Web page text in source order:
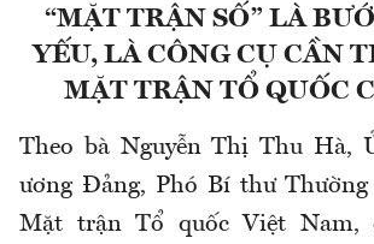
“MẶT TRẬN SỐ” LÀ
YẾU, LÀ CÔNG CỤ CẦN
MẶT TRẬN TỔ QUỐC
Theo bà Nguyễn Thị Thu Hà,
ương Đảng, Phó Bí thư
Mặt trận Tổ quốc Việt Nam,